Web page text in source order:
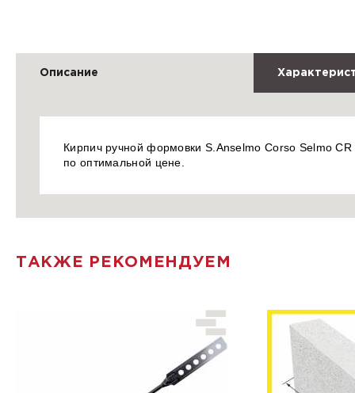
Описание
Кирпич ручной формовки S.Anselmo Corso Selmo
по оптимальной цене.
ТАКЖЕ РЕКОМЕНДУЕМ